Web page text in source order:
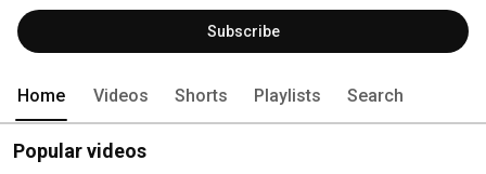
nachhaltig zu fördern. Über 37.000 Teilnehmer bilden sich deshalb mit Hilfe
unseres Angebots jedes Jahr weiter. Subscribe
Home Videos Shorts Playlists Search
Popular videos